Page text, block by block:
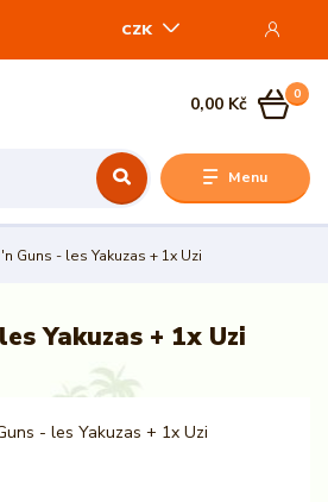
Menu
CZK
0
0,00 Kč
Guns - les Yakuzas + 1x Uzi
Yakuzas + 1x Uzi